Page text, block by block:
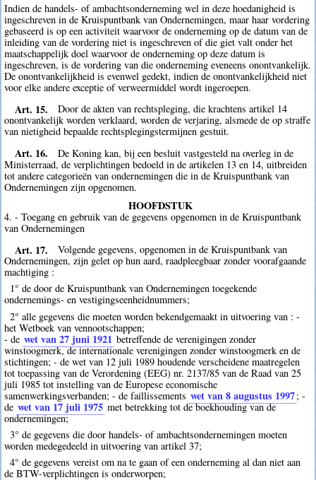
Indien de handels- of ambachtsonderneming wel in deze hoedanigheid is
ingeschreven in de Kruispuntbank van Ondernemingen, maar haar vordering
gebaseerd is op een activiteit waarvoor de onderneming op de datum van de
inleiding van de vordering niet is ingeschreven of die giet valt onder het
maatschappelijk doel waarvoor de onderneming op deze datum is
ingeschreven, is de vordering van die onderneming eveneens onontvankelijk.
De onontvankelijkheid is evenwel gedekt, indien de onontvankelijkheid niet
voor elke andere exceptie of verweermiddel wordt ingeroepen.
Art. 15.
Door de akten van rechtspleging, die krachtens artikel 14
onontvankelijk worden verklaard, worden de verjaring, alsmede de op straffe
van nietigheid bepaalde rechtsplegingstermijnen gestuit.
Art. 16.
De Koning kan, bij een besluit vastgesteld na overleg in de
Ministerraad, de verplichtingen bedoeld in de artikelen 13 en 14, uitbreiden
tot andere categorieën van ondernemingen die in de Kruispuntbank van
Ondernemingen zijn opgenomen.
HOOFDSTUK
4. - Toegang en gebruik van de gegevens opgenomen in de Kruispuntbank
van Ondernemingen
Art. 17.
Volgende gegevens, opgenomen in de Kruispuntbank van
Ondernemingen, zijn gelet op hun aard, raadpleegbaar zonder voorafgaande
machtiging :
1° de door de Kruispuntbank van Ondernemingen toegekende
ondernemings- en vestigingseenheidnummers;
2° alle gegevens die moeten worden bekendgemaakt in uitvoering van : -
het Wetboek van vennootschappen;
- de wet van 27 juni 1921 betreffende de verenigingen zonder
winstoogmerk, de internationale verenigingen zonder winstoogmerk en de
stichtingen; - de wet van 12 juli 1989 houdende verscheidene maatregelen
tot toepassing van de Verordening (EEG) nr. 2137/85 van de Raad van 25
juli 1985 tot instelling van de Europese economische
samenwerkingsverbanden; - de faillissements wet van 8 augustus 1997; -
de wet van 17 juli 1975 met betrekking tot de boekhouding van de
ondernemingen;
3° de gegevens die door handels- of ambachtsondernemingen moeten
worden medegedeeld in uitvoering van artikel 37;
4° de gegevens vereist om na te gaan of een onderneming al dan niet aan
de BTW-verplichtingen is onderworpen;